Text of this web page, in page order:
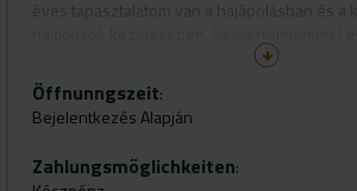
tanácsaimmal segítek elérni a tökéletes
természetes anyagokban, ezért elsősorban
termékeket használok.
Öffnunngszeit:
Bejelentkezés Alapján
Zahlungsmöglichkeiten: